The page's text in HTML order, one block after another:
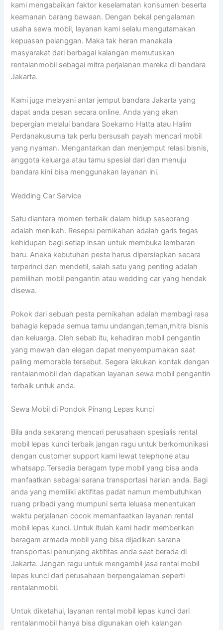
kami mengabaikan faktor keselamatan konsumen beserta
keamanan barang bawaan. Dengan bekal pengalaman
usaha sewa mobil, layanan kami selalu mengutamakan
kepuasan pelanggan. Maka tak heran manakala
masyarakat dari berbagai kalangan memutuskan
rentalanmobil sebagai mitra perjalanan mereka di bandara
Jakarta.
Kami juga melayani antar jemput bandara Jakarta yang
dapat anda pesan secara online. Anda yang akan
bepergian melalui bandara Soekarno Hatta atau Halim
Perdanakusuma tak perlu bersusah payah mencari mobil
yang nyaman. Mengantarkan dan menjemput relasi bisnis,
anggota keluarga atau tamu spesial dari dan menuju
bandara kini bisa menggunakan layanan ini.
Wedding Car Service
Satu diantara momen terbaik dalam hidup seseorang
adalah menikah. Resepsi pernikahan adalah garis tegas
kehidupan bagi setiap insan untuk membuka lembaran
baru. Aneka kebutuhan pesta harus dipersiapkan secara
terperinci dan mendetil, salah satu yang penting adalah
pemilihan mobil pengantin atau wedding car yang hendak
disewa.
Pokok dari sebuah pesta pernikahan adalah membagi rasa
bahagia kepada semua tamu undangan,teman,mitra bisnis
dan keluarga. Oleh sebab itu, kehadiran mobil pengantin
yang mewah dan elegan dapat menyempurnakan saat
paling memorable tersebut. Segera lakukan kontak dengan
rentalanmobil dan dapatkan layanan sewa mobil pengantin
terbaik untuk anda.
Sewa Mobil di Pondok Pinang Lepas kunci
Bila anda sekarang mencari perusahaan spesialis rental
mobil lepas kunci terbaik jangan ragu untuk berkomunikasi
dengan customer support kami lewat telephone atau
whatsapp.Tersedia beragam type mobil yang bisa anda
manfaatkan sebagai sarana transportasi harian anda. Bagi
anda yang memiliki aktifitas padat namun membutuhkan
ruang pribadi yang mumpuni serta leluasa menentukan
waktu perjalanan cocok memanfaatkan layanan rental
mobil lepas kunci. Untuk itulah kami hadir memberikan
beragam armada mobil yang bisa dijadikan sarana
transportasi penunjang aktifitas anda saat berada di
Jakarta. Jangan ragu untuk mengambil jasa rental mobil
lepas kunci dari perusahaan berpengalaman seperti
rentalanmobil.
Untuk diketahui, layanan rental mobil lepas kunci dari
rentalanmobil hanya bisa digunakan oleh kalangan